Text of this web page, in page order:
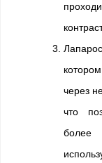
через
что
более